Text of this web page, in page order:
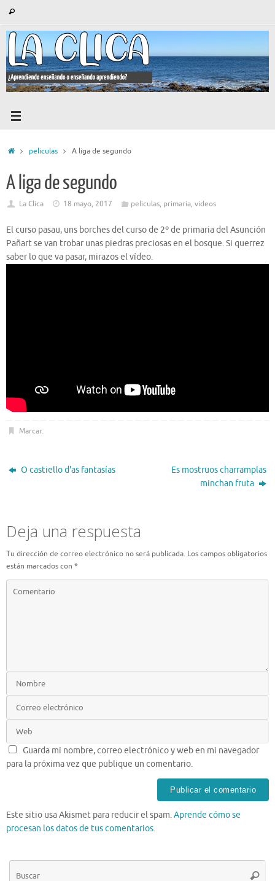
contenido
Buscar
Iniciopeliculas A liga de segundo
A liga de segundo
La Clica 18 mayo, 2017 peliculas, primaria, videos
El curso pasau, uns borches del curso de 2º de primaria del Asunción
Pañart se van trobar unas piedras preciosas en el bosque. Si querrez
saber lo que va pasar, mirazos el vídeo.
Marcar.
O castiello d'as fantasías
Es mostruos charramplas
minchan fruta
Deja una respuesta
Tu dirección de correo electrónico no será publicada. Los campos obligatorios
están marcados con *
Guarda mi nombre, correo electrónico y web en mi navegador
para la próxima vez que publique un comentario.
Este sitio usa Akismet para reducir el spam.Aprende cómo se
procesan los datos de tus comentarios.